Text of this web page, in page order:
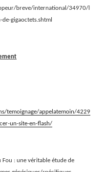
breve/international/34970/l
gigaoctets.shtml
temoignage/appelatemoin/4229
un-site-en-flash/
Fou : une véritable étude de